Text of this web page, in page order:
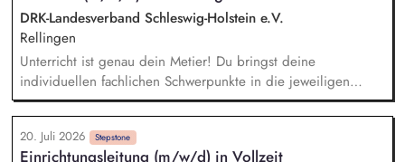
der deutschen Fischerei in Nord- und Ostsee, sowie zur
europäischen Politikebene. Mitwirkung an der Erstellung und
öffentliche Vertretung von relevanten Positions- und
Hintergrundpapieren, politischen Strategiepapieren,
Stellungnahmen.
DRK-Landesverband Schleswig-Holstein e.V.
Rellingen
Unterricht ist genau dein Metier! Du bringst deine
individuellen fachlichen Schwerpunkte in die jeweiligen
Kompetenzbereiche ein und gestaltest dafür sowohl
theoretische als auch praktische Unterrichtseinheiten (bei
einem wöchentlichen Stundendeputat von 22 UE bei Vollzeit)
20. Juli 2026 Stepstone
Einrichtungsleitung (m/w/d) in Vollzeit